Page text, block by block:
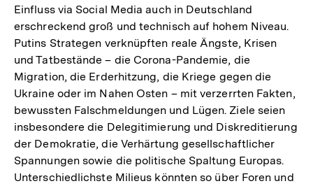
Einfluss via Social Media auch in Deutschland
erschreckend groß und technisch auf hohem Niveau.
Putins Strategen verknüpften reale Ängste, Krisen
und Tatbestände – die Corona-Pandemie, die
Migration, die Erderhitzung, die Kriege gegen die
Ukraine oder im Nahen Osten – mit verzerrten Fakten,
bewussten Falschmeldungen und Lügen. Ziele seien
insbesondere die Delegitimierung und Diskreditierung
der Demokratie, die Verhärtung gesellschaftlicher
Spannungen sowie die politische Spaltung Europas.
Unterschiedlichste Milieus könnten so über Foren und